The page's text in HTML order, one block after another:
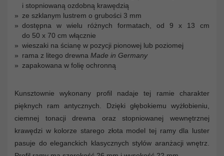
i stopniowaną ozdobną krawędzią
ze szklanym lustrem o grubości 3 mm
dostępna w wielu różnych formatach, od 9 x 13 cm
do 50 x 70 cm włącznie
wieszaki na ścianę w pozycji pionowej lub poziomej
rama z litego drewna Made in Germany
zapakowana w folię ochronną
Kunsztownie wykonany profil nadaje tej ramie charakter
pięknych ram antycznych. Dzięki głębokiemu wyżłobieniu,
ciemnej tonacji drewna oraz stopniowanej wewnętrznej
krawędzi w kolorze starego złota model tej ramy dla luster
pasuje do eleganckich klasycznych stylów aranżacji wnętrz.